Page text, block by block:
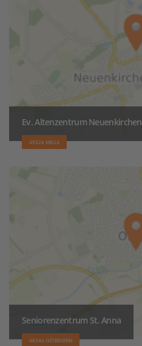
Ev. Altenzentrum Neuenkirchen
49326 MELLE
Seniorenzentrum St. Anna
48346 OSTBEVERN